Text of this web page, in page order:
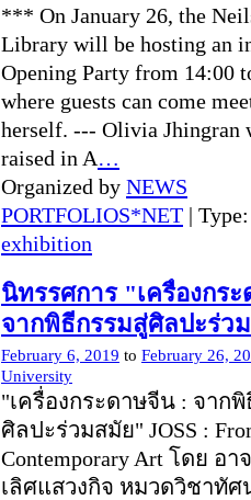
*** On January 26, the
Library will be hosting an
Opening Party from 14:00
where guests can come
herself. --- Olivia Jhingran
raised in A…
Organized by NEWS
PORTFOLIOS*NET |
exhibition
นิทรรศการ "เครื่องกร
จากพิธีกรรมสู่ศิลปะร่ว
February 6, 2019 to February 26,
University
"เครื่องกระดาษจีน : จาก
ศิลปะร่วมสมัย" JOSS :
Contemporary Art โดย อ
เลิศแสวงกิจ หมวดวิชาทั